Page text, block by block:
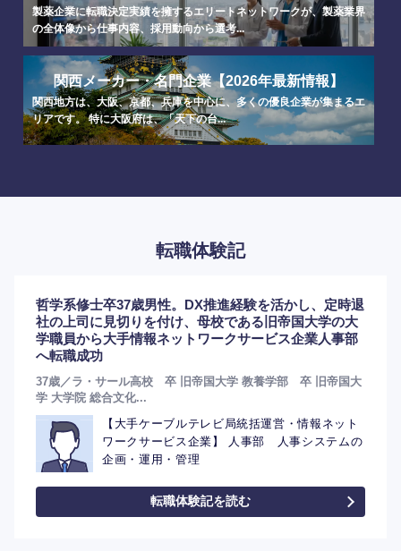
選択する
製薬企業に転職決定実績を擁するエリートネットワークが、製薬業界
の全体像から仕事内容、採用動向から選考...
関西メーカー・名門企業【2026年最新情報】
関西地方は、大阪、京都、兵庫を中心に、多くの優良企業が集まるエ
リアです。 特に大阪府は、「天下の台...
転職体験記
哲学系修士卒37歳男性。DX推進経験を活かし、定時退
社の上司に見切りを付け、母校である旧帝国大学の大
学職員から大手情報ネットワークサービス企業人事部
へ転職成功
37歳／ラ・サール高校 卒 旧帝国大学 教養学部 卒 旧帝国大
学 大学院 総合文化...
【大手ケーブルテレビ局統括運営・情報ネット
ワークサービス企業】 人事部 人事システムの
企画・運用・管理
転職体験記を読む